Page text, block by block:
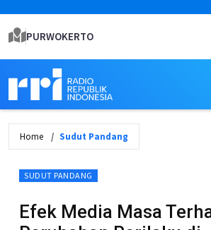
PURWOKERTO
Home Sudut Pandang
SUDUT PANDANG
Efek Media Masa